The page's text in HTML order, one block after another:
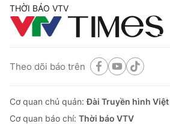
Xã hội
Thế giới
THỜI BÁO VTV
Theo dõi báo trên
Cơ quan chủ quản:Đài Truyền hình Việt
Cơ quan báo chí: Thời báo VTV